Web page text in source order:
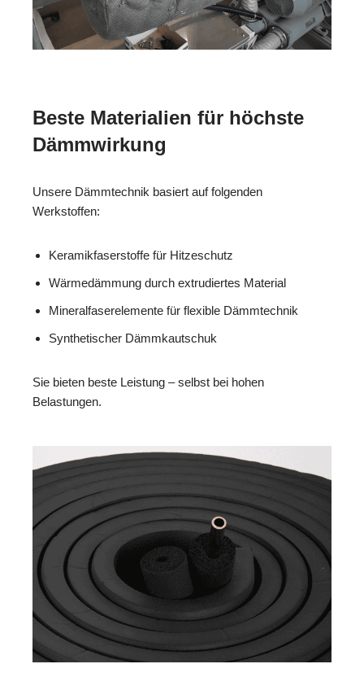
Beste Materialien für höchste
Dämmwirkung
Unsere Dämmtechnik basiert auf folgenden
Werkstoffen:
Keramikfaserstoffe für Hitzeschutz
Wärmedämmung durch extrudiertes Material
Mineralfaserelemente für flexible Dämmtechnik
Synthetischer Dämmkautschuk
Sie bieten beste Leistung – selbst bei hohen
Belastungen.